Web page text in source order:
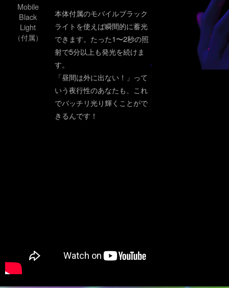
Mobile
Black
Light
（付属）
本体付属のモバイルブラック
ライトを使えば瞬間的に蓄光
できます。たった1〜2秒の照
射で5分以上も発光を続けま
す。
「昼間は外に出ない！」って
いう夜行性のあなたも、これ
でバッチリ光り輝くことがで
きるんです！